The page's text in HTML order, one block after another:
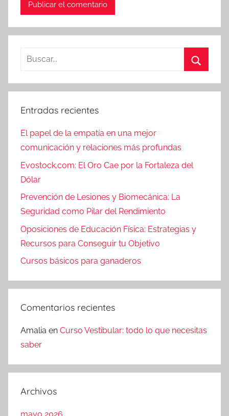
Entradas recientes
El papel de la empatía en una mejor
comunicación y relaciones más profundas
Evostock.com: El Oro Cae por la Fortaleza del
Dólar
Prevención de Lesiones y Biomecánica: La
Seguridad como Pilar del Rendimiento
Oposiciones de Educación Física: Estrategias y
Recursos para Conseguir tu Objetivo
Cursos básicos para ganaderos
Comentarios recientes
Amalia en Curso Vestibular: todo lo que necesitas
saber
Archivos